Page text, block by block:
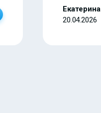
Екатерина
20.04.2026